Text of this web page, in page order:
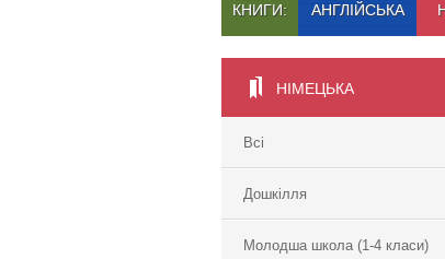
КНИГИ: АНГЛІЙСЬКА
НІМЕЦЬКА
Всі
Дошкілля
Молодша школа (1-4 класи)